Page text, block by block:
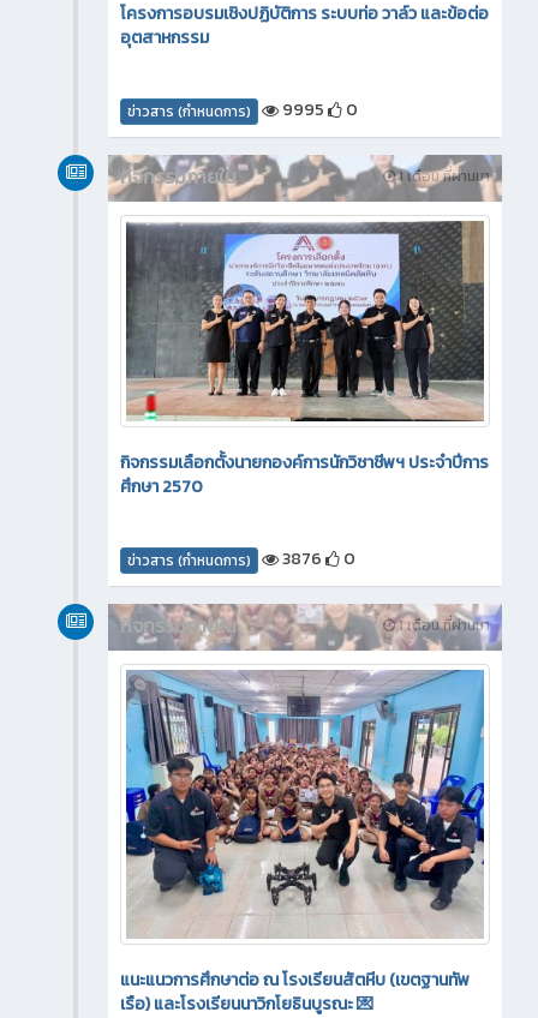
โครงการอบรมเชิงปฏิบัติการ ระบบท่อ วาล์ว และข้อต่อ
อุตสาหกรรม
ข่าวสาร (กำหนดการ) 9995 0
1 เดือน ที่ผ่านมา
กิจกรรมภายใน
กิจกรรมเลือกตั้งนายกองค์การนักวิชาชีพฯ ประจำปีการ
ศึกษา 2570
ข่าวสาร (กำหนดการ) 3876 0
1 เดือน ที่ผ่านมา
กิจกรรมภายใน
แนะแนวการศึกษาต่อ ณ โรงเรียนสัตหีบ (เขตฐานทัพ
เรือ) และโรงเรียนนาวิกโยธินบูรณะ 💌